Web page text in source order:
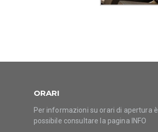
ORARI
Per informazioni su orari di apertura è
possibile consultare la pagina INFO